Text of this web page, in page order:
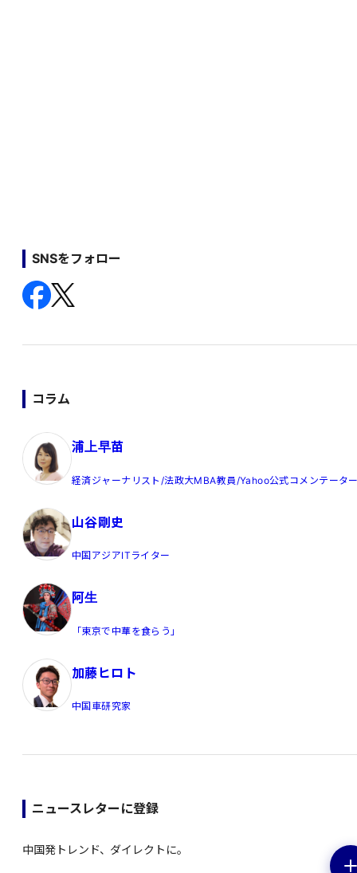
SNSをフォロー
コラム
浦上早苗
経済ジャーナリスト/法政大MBA教員/Yahoo公式コメンテータ
山谷剛史
中国アジアITライター
阿生
「東京で中華を食らう」
加藤ヒロト
中国車研究家
ニュースレターに登録
中国発トレンド、ダイレクトに。